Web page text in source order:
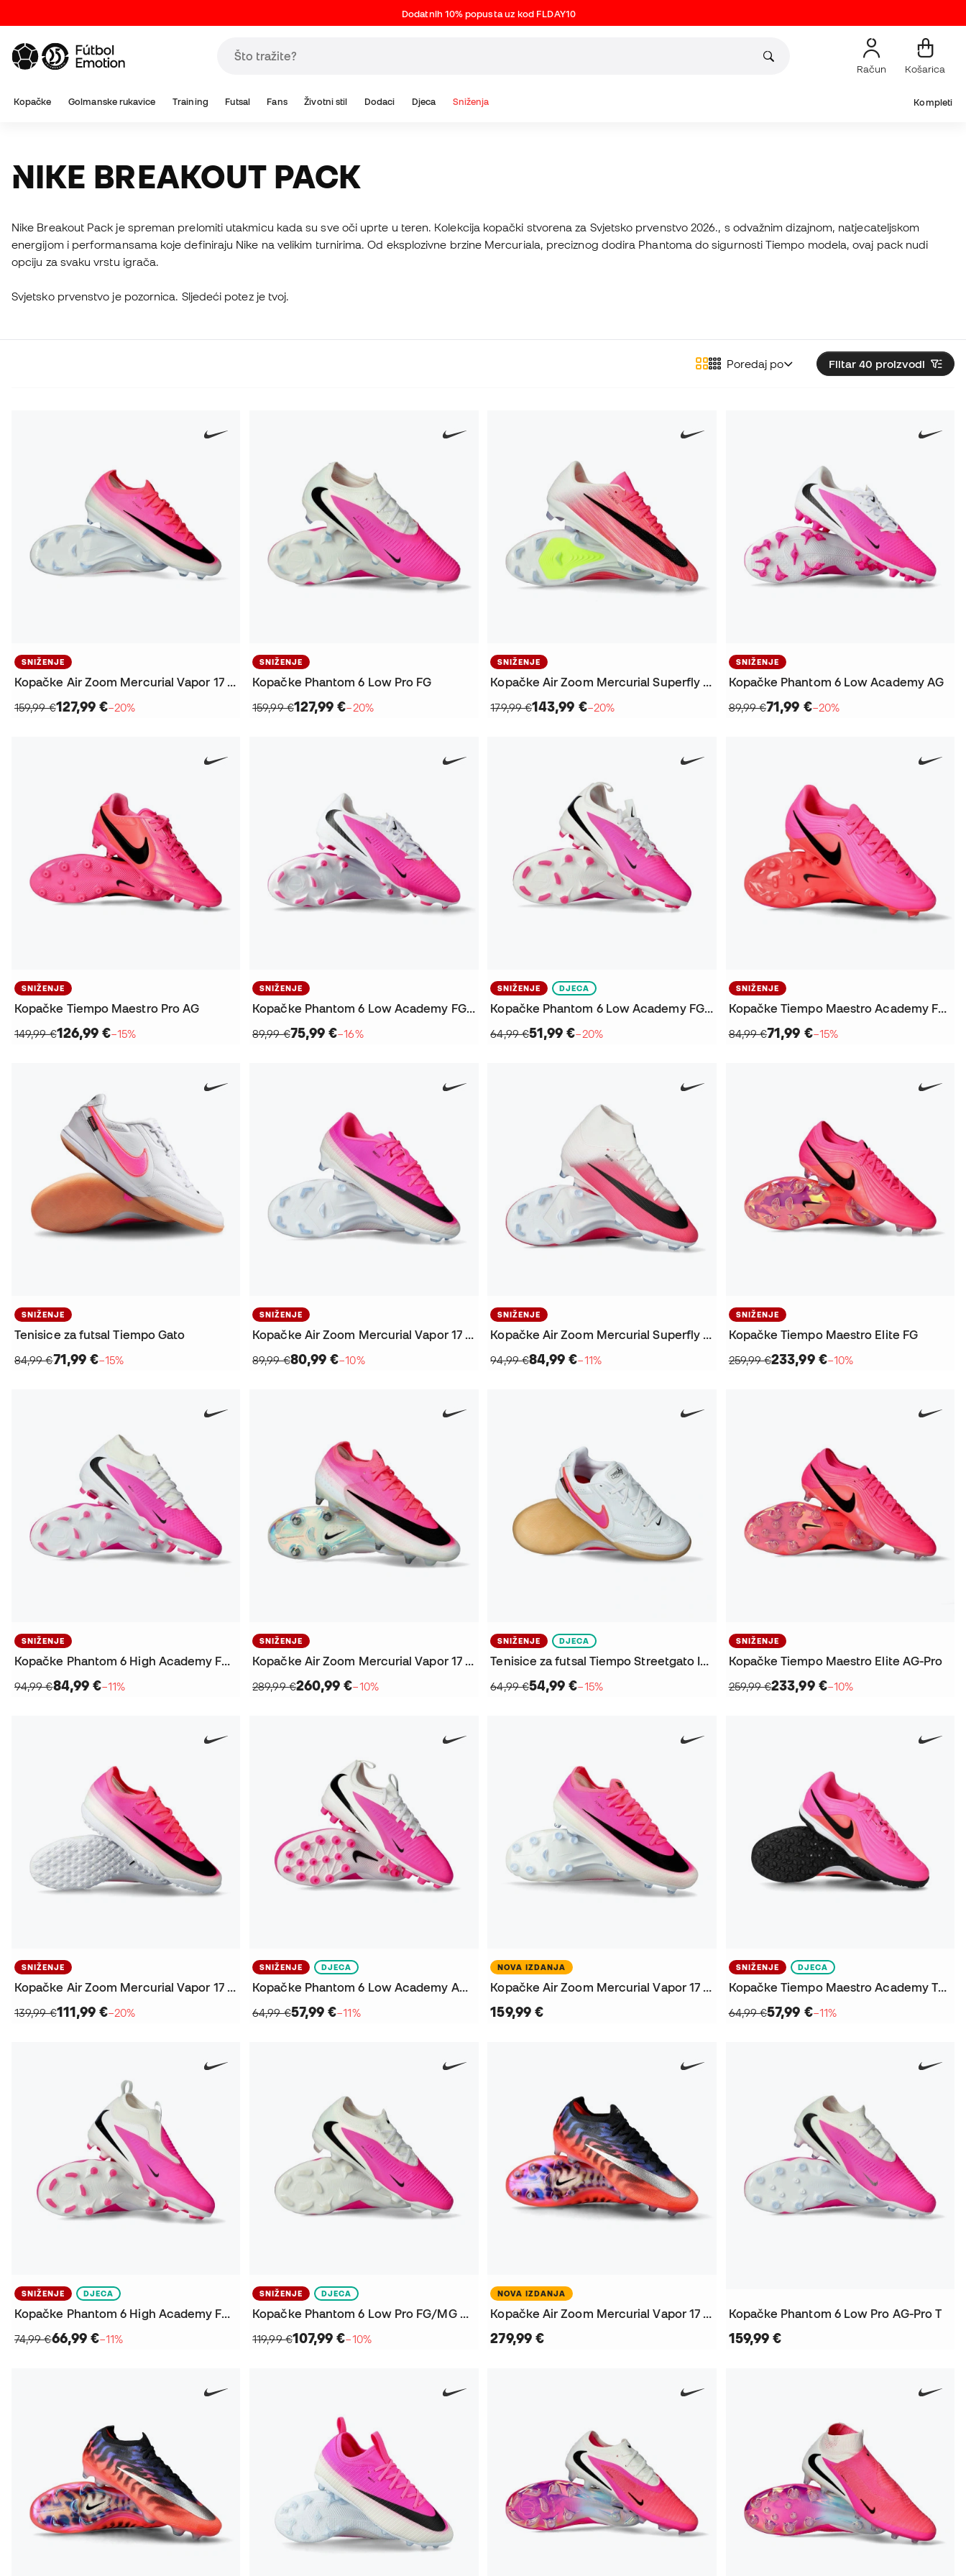
Dodatnih 10% popusta uz kod FLDAY10
Račun Košarica
Kopačke Golmanske rukavice Training Futsal Fans Životni stil Dodaci Djeca Sniženja Kompleti
NIKE BREAKOUT PACK
Nike Breakout Pack je spreman prelomiti utakmicu kada su sve oči uprte u teren. Kolekcija kopački stvorena za Svjetsko prvenstvo 2026., s odvažnim dizajnom, natjecateljskom
energijom i performansama koje definiraju Nike na velikim turnirima. Od eksplozivne brzine Mercuriala, preciznog dodira Phantoma do sigurnosti Tiempo modela, ovaj pack nudi
opciju za svaku vrstu igrača.
Svjetsko prvenstvo je pozornica. Sljedeći potez je tvoj.
Filtar 40 proizvodi
Poredaj po
SNIŽENJE
Kopačke Air Zoom Mercurial Vapor 17 Pro FG
159,99 €127,99 €−20%
SNIŽENJE
Kopačke Phantom 6 Low Pro FG
159,99 €127,99 €−20%
SNIŽENJE
Kopačke Air Zoom Mercurial Superfly 11 Pro FG
179,99 €143,99 €−20%
SNIŽENJE
Kopačke Phantom 6 Low Academy AG
89,99 €71,99 €−20%
SNIŽENJE
Kopačke Tiempo Maestro Pro AG
149,99 €126,99 €−15%
SNIŽENJE
Kopačke Phantom 6 Low Academy FG/MG
89,99 €75,99 €−16%
SNIŽENJE DJECA
Kopačke Phantom 6 Low Academy FG/MG Djeca
64,99 €51,99 €−20%
SNIŽENJE
Kopačke Tiempo Maestro Academy FG/MG
84,99 €71,99 €−15%
SNIŽENJE
Tenisice za futsal Tiempo Gato
84,99 €71,99 €−15%
SNIŽENJE
Kopačke Air Zoom Mercurial Vapor 17 Academy FG/MG
89,99 €80,99 €−10%
SNIŽENJE
Kopačke Air Zoom Mercurial Superfly 11 Academy FG/MG
94,99 €84,99 €−11%
SNIŽENJE
Kopačke Tiempo Maestro Elite FG
259,99 €233,99 €−10%
SNIŽENJE
Kopačke Phantom 6 High Academy FG/MG
94,99 €84,99 €−11%
SNIŽENJE
Kopačke Air Zoom Mercurial Vapor 17 Elite SG-Pro T
289,99 €260,99 €−10%
SNIŽENJE DJECA
Tenisice za futsal Tiempo Streetgato IC Niño
64,99 €54,99 €−15%
SNIŽENJE
Kopačke Tiempo Maestro Elite AG-Pro
259,99 €233,99 €−10%
SNIŽENJE
Kopačke Air Zoom Mercurial Vapor 17 Pro Turf
139,99 €111,99 €−20%
SNIŽENJE DJECA
Kopačke Phantom 6 Low Academy AG Djeca
64,99 €57,99 €−11%
NOVA IZDANJA
Kopačke Air Zoom Mercurial Vapor 17 Pro AG
159,99 €
SNIŽENJE DJECA
Kopačke Tiempo Maestro Academy Turf Djeca
64,99 €57,99 €−11%
SNIŽENJE DJECA
Kopačke Phantom 6 High Academy FG/MG Djeca
74,99 €66,99 €−11%
SNIŽENJE DJECA
Kopačke Phantom 6 Low Pro FG/MG Djeca
119,99 €107,99 €−10%
NOVA IZDANJA
Kopačke Air Zoom Mercurial Vapor 17 Elite AG-Pro
279,99 €
Kopačke Phantom 6 Low Pro AG-Pro T
159,99 €